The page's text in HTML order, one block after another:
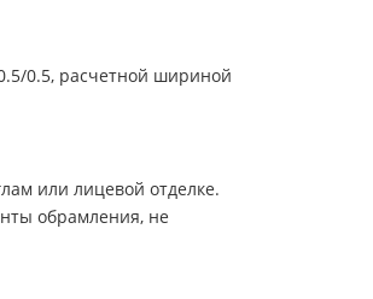
0.5, расчетной шириной
или лицевой отделке.
обрамления, не